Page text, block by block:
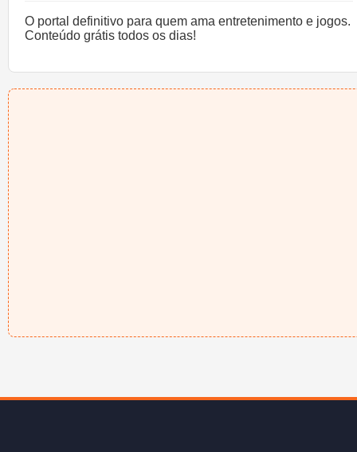
O portal definitivo para quem ama entretenimento e jogos.
Conteúdo grátis todos os dias!